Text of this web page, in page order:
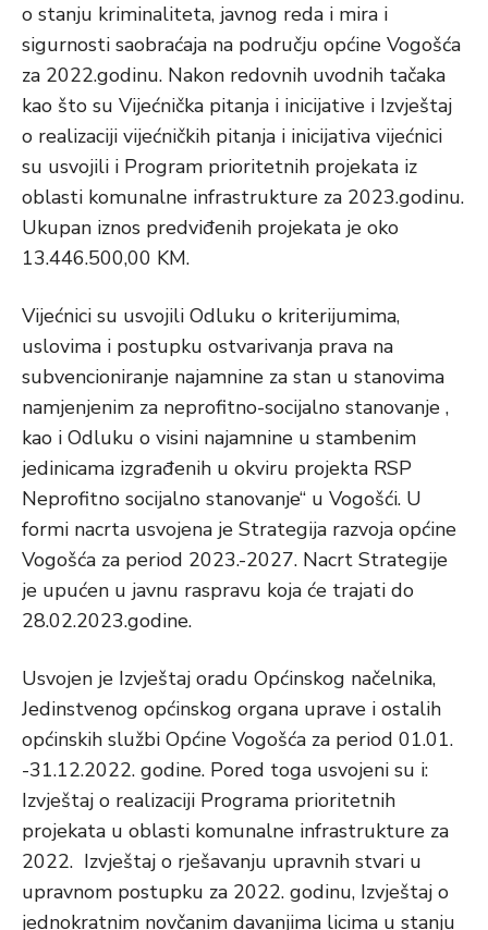
o stanju kriminaliteta, javnog reda i mira i
sigurnosti saobraćaja na području općine Vogošća
za 2022.godinu. Nakon redovnih uvodnih tačaka
kao što su Vijećnička pitanja i inicijative i Izvještaj
o realizaciji vijećničkih pitanja i inicijativa vijećnici
su usvojili i Program prioritetnih projekata iz
oblasti komunalne infrastrukture za 2023.godinu.
Ukupan iznos predviđenih projekata je oko
13.446.500,00 KM.
Vijećnici su usvojili Odluku o kriterijumima,
uslovima i postupku ostvarivanja prava na
subvencioniranje najamnine za stan u stanovima
namjenjenim za neprofitno-socijalno stanovanje ,
kao i Odluku o visini najamnine u stambenim
jedinicama izgrađenih u okviru projekta RSP
Neprofitno socijalno stanovanje“ u Vogošći. U
formi nacrta usvojena je Strategija razvoja općine
Vogošća za period 2023.-2027. Nacrt Strategije
je upućen u javnu raspravu koja će trajati do
28.02.2023.godine.
Usvojen je Izvještaj oradu Općinskog načelnika,
Jedinstvenog općinskog organa uprave i ostalih
općinskih službi Općine Vogošća za period 01.01.
-31.12.2022. godine. Pored toga usvojeni su i:
Izvještaj o realizaciji Programa prioritetnih
projekata u oblasti komunalne infrastrukture za
2022. Izvještaj o rješavanju upravnih stvari u
upravnom postupku za 2022. godinu, Izvještaj o
jednokratnim novčanim davanjima licima u stanju